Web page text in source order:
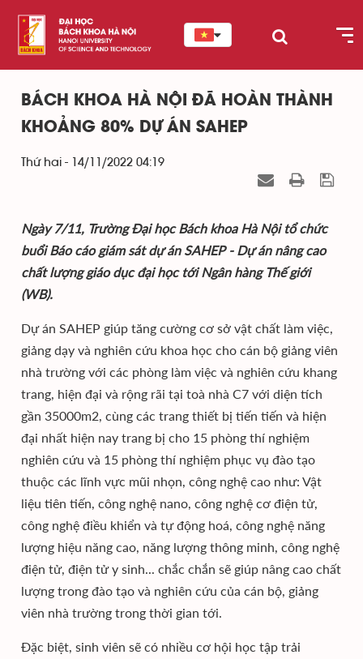
BÁCH KHOA HÀ NỘI ĐÃ HOÀN THÀNH
KHOẢNG 80% DỰ ÁN SAHEP
Thứ hai - 14/11/2022 04:19
Ngày 7/11, Trường Đại học Bách khoa Hà Nội tổ chức
buổi Báo cáo giám sát dự án SAHEP - Dự án nâng cao
chất lượng giáo dục đại học tới Ngân hàng Thế giới
(WB).
Dự án SAHEP giúp tăng cường cơ sở vật chất làm việc,
giảng dạy và nghiên cứu khoa học cho cán bộ giảng viên
nhà trường với các phòng làm việc và nghiên cứu khang
trang, hiện đại và rộng rãi tại toà nhà C7 với diện tích
gần 35000m2, cùng các trang thiết bị tiến tiến và hiện
đại nhất hiện nay trang bị cho 15 phòng thí nghiệm
nghiên cứu và 15 phòng thí nghiệm phục vụ đào tạo
thuộc các lĩnh vực mũi nhọn, công nghệ cao như: Vật
liệu tiên tiến, công nghệ nano, công nghệ cơ điện tử,
công nghệ điều khiển và tự động hoá, công nghệ năng
lượng hiệu năng cao, năng lượng thông minh, công nghệ
điện tử, điện tử y sinh... chắc chắn sẽ giúp nâng cao chất
lượng trong đào tạo và nghiên cứu của cán bộ, giảng
viên nhà trường trong thời gian tới.
Đặc biệt, sinh viên sẽ có nhiều cơ hội học tập trải